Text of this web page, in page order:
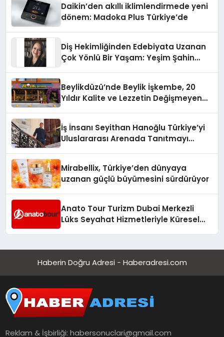
Daikin’den akıllı iklimlendirmede yeni
dönem: Madoka Plus Türkiye’de
Diş Hekimliğinden Edebiyata Uzanan
Çok Yönlü Bir Yaşam: Yeşim Şahin
Beylikdüzü’nde Beylik İşkembe, 20
Yıldır Kalite ve Lezzetin Değişmeyen
İş İnsanı Seyithan Hanoğlu Türkiye’yi
Uluslararası Arenada Tanıtmayı
Mirabellix, Türkiye’den dünyaya
uzanan güçlü büyümesini sürdürüyor
Anato Tour Turizm Dubai Merkezli
Lüks Seyahat Hizmetleriyle Küresel
Haberin Doğru Adresi - Haberadresi.com
Reklam & İşbirliği:habersonuclari@gmail.com